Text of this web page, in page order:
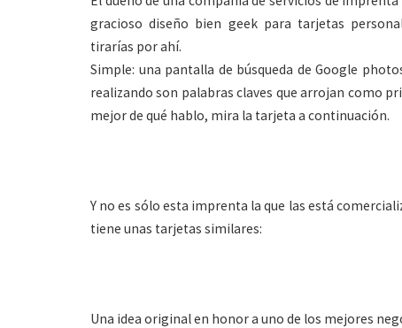
gracioso diseño bien geek para tarjetas
tirarías por ahí.
Simple: una pantalla de búsqueda de Google
realizando son palabras claves que arrojan como
mejor de qué hablo, mira la tarjeta a continuación.
Y no es sólo esta imprenta la que las está
tiene unas tarjetas similares:
Una idea original en honor a uno de los mejores